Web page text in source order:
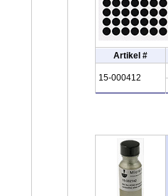
Artikel #
15-000412